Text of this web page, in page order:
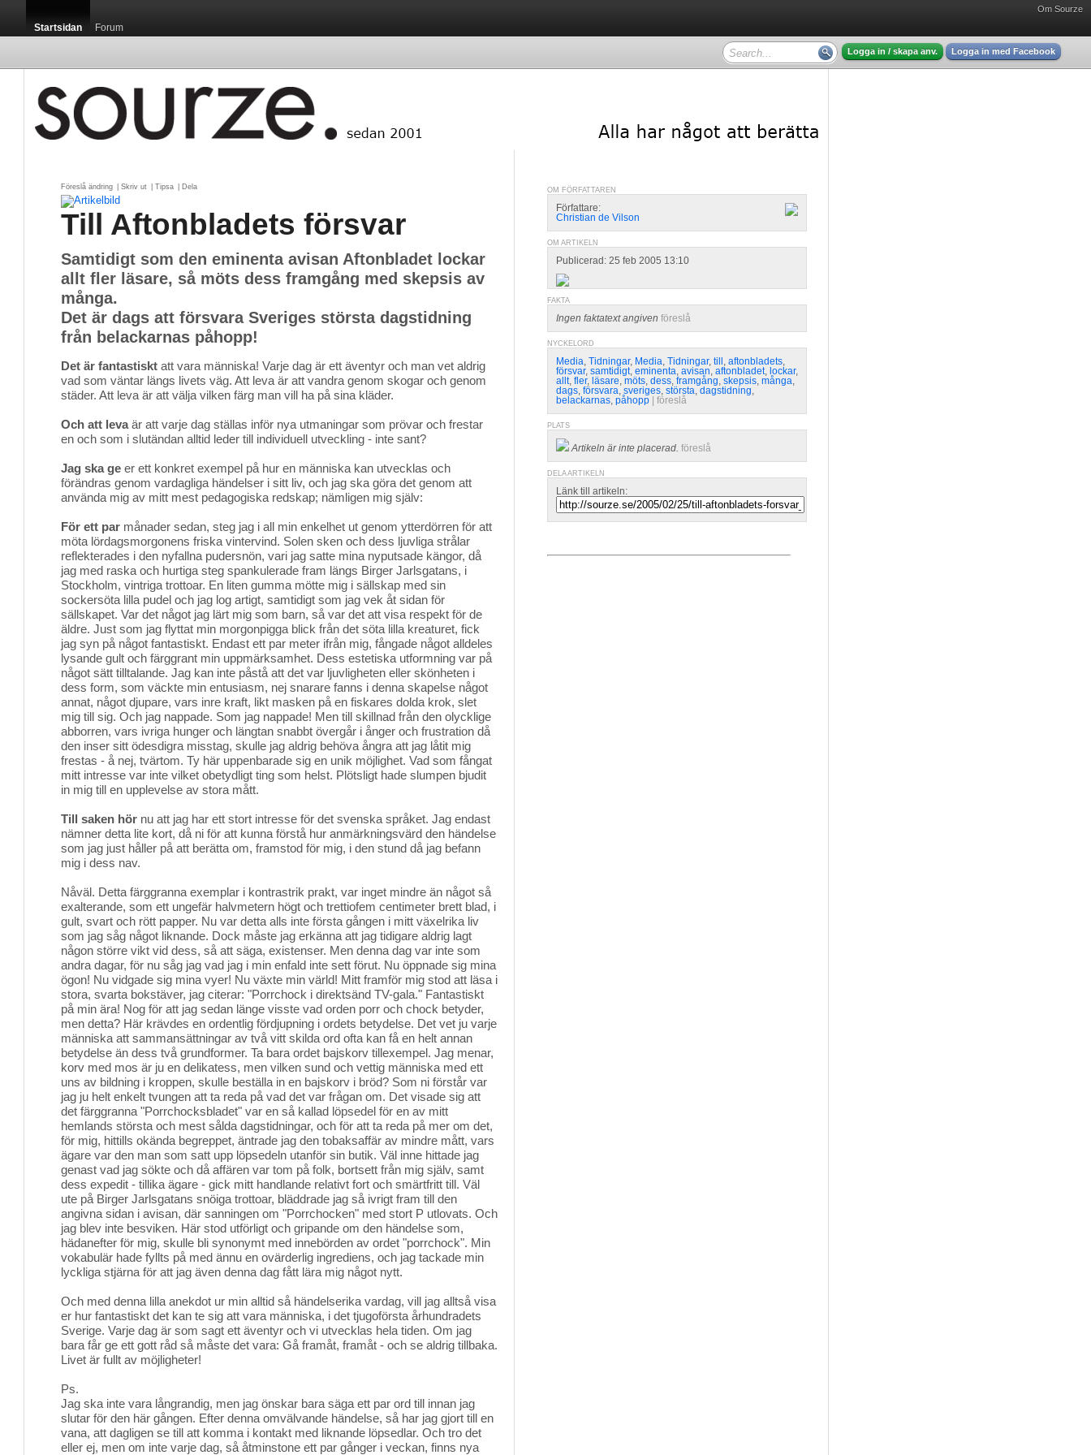
Om Sourze
Startsidan Forum
Logga in / skapa anv. Logga in med Facebook
Föreslå ändring Skriv ut Tipsa Dela
Till Aftonbladets försvar
Samtidigt som den eminenta avisan Aftonbladet lockar
allt fler läsare, så möts dess framgång med skepsis av
många.
Det är dags att försvara Sveriges största dagstidning
från belackarnas påhopp!
Det är fantastiskt att vara människa! Varje dag är ett äventyr och man vet aldrig
vad som väntar längs livets väg. Att leva är att vandra genom skogar och genom
städer. Att leva är att välja vilken färg man vill ha på sina kläder.
Och att levaär att varje dag ställas inför nya utmaningar som prövar och frestar
en och som i slutändan alltid leder till individuell utveckling - inte sant?
Jag ska ge er ett konkret exempel på hur en människa kan utvecklas och
förändras genom vardagliga händelser i sitt liv, och jag ska göra det genom att
använda mig av mitt mest pedagogiska redskap; nämligen mig själv:
För ett par månader sedan, steg jag i all min enkelhet ut genom ytterdörren för att
möta lördagsmorgonens friska vintervind. Solen sken och dess ljuvliga strålar
reflekterades i den nyfallna pudersnön, vari jag satte mina nyputsade kängor, då
jag med raska och hurtiga steg spankulerade fram längs Birger Jarlsgatans, i
Stockholm, vintriga trottoar. En liten gumma mötte mig i sällskap med sin
sockersöta lilla pudel och jag log artigt, samtidigt som jag vek åt sidan för
sällskapet. Var det något jag lärt mig som barn, så var det att visa respekt för de
äldre. Just som jag flyttat min morgonpigga blick från det söta lilla kreaturet, fick
jag syn på något fantastiskt. Endast ett par meter ifrån mig, fångade något alldeles
lysande gult och färggrant min uppmärksamhet. Dess estetiska utformning var på
något sätt tilltalande. Jag kan inte påstå att det var ljuvligheten eller skönheten i
dess form, som väckte min entusiasm, nej snarare fanns i denna skapelse något
annat, något djupare, vars inre kraft, likt masken på en fiskares dolda krok, slet
mig till sig. Och jag nappade. Som jag nappade! Men till skillnad från den olycklige
abborren, vars ivriga hunger och längtan snabbt övergår i ånger och frustration då
den inser sitt ödesdigra misstag, skulle jag aldrig behöva ångra att jag låtit mig
frestas - å nej, tvärtom. Ty här uppenbarade sig en unik möjlighet. Vad som fångat
mitt intresse var inte vilket obetydligt ting som helst. Plötsligt hade slumpen bjudit
in mig till en upplevelse av stora mått.
Till saken hör nu att jag har ett stort intresse för det svenska språket. Jag endast
nämner detta lite kort, då ni för att kunna förstå hur anmärkningsvärd den händelse
som jag just håller på att berätta om, framstod för mig, i den stund då jag befann
mig i dess nav.
Nåväl. Detta färggranna exemplar i kontrastrik prakt, var inget mindre än något så
exalterande, som ett ungefär halvmetern högt och trettiofem centimeter brett blad, i
gult, svart och rött papper. Nu var detta alls inte första gången i mitt växelrika liv
som jag såg något liknande. Dock måste jag erkänna att jag tidigare aldrig lagt
någon större vikt vid dess, så att säga, existenser. Men denna dag var inte som
andra dagar, för nu såg jag vad jag i min enfald inte sett förut. Nu öppnade sig mina
ögon! Nu vidgade sig mina vyer! Nu växte min värld! Mitt framför mig stod att läsa i
stora, svarta bokstäver, jag citerar: "Porrchock i direktsänd TV-gala." Fantastiskt
på min ära! Nog för att jag sedan länge visste vad orden porr och chock betyder,
men detta? Här krävdes en ordentlig fördjupning i ordets betydelse. Det vet ju varje
människa att sammansättningar av två vitt skilda ord ofta kan få en helt annan
betydelse än dess två grundformer. Ta bara ordet bajskorv tillexempel. Jag menar,
korv med mos är ju en delikatess, men vilken sund och vettig människa med ett
uns av bildning i kroppen, skulle beställa in en bajskorv i bröd? Som ni förstår var
jag ju helt enkelt tvungen att ta reda på vad det var frågan om. Det visade sig att
det färggranna "Porrchocksbladet" var en så kallad löpsedel för en av mitt
hemlands största och mest sålda dagstidningar, och för att ta reda på mer om det,
för mig, hittills okända begreppet, äntrade jag den tobaksaffär av mindre mått, vars
ägare var den man som satt upp löpsedeln utanför sin butik. Väl inne hittade jag
genast vad jag sökte och då affären var tom på folk, bortsett från mig själv, samt
dess expedit - tillika ägare - gick mitt handlande relativt fort och smärtfritt till. Väl
ute på Birger Jarlsgatans snöiga trottoar, bläddrade jag så ivrigt fram till den
angivna sidan i avisan, där sanningen om "Porrchocken" med stort P utlovats. Och
jag blev inte besviken. Här stod utförligt och gripande om den händelse som,
hädanefter för mig, skulle bli synonymt med innebörden av ordet "porrchock". Min
vokabulär hade fyllts på med ännu en ovärderlig ingrediens, och jag tackade min
lyckliga stjärna för att jag även denna dag fått lära mig något nytt.
Och med denna lilla anekdot ur min alltid så händelserika vardag, vill jag alltså visa
er hur fantastiskt det kan te sig att vara människa, i det tjugoförsta århundradets
Sverige. Varje dag är som sagt ett äventyr och vi utvecklas hela tiden. Om jag
bara får ge ett gott råd så måste det vara: Gå framåt, framåt - och se aldrig tillbaka.
Livet är fullt av möjligheter!
Ps.
Jag ska inte vara långrandig, men jag önskar bara säga ett par ord till innan jag
slutar för den här gången. Efter denna omvälvande händelse, så har jag gjort till en
vana, att dagligen se till att komma i kontakt med liknande löpsedlar. Och tro det
eller ej, men om inte varje dag, så åtminstone ett par gånger i veckan, finns nya
OM FÖRFATTAREN
Författare:
Christian de Vilson
OM ARTIKELN
Publicerad: 25 feb 2005 13:10
FAKTA
Ingen faktatext angiven föreslå
NYCKELORD
Media, Tidningar, Media, Tidningar, till , aftonbladets,
försvar, samtidigt, eminenta, avisan, aftonbladet, lockar,
allt, fler, läsare, möts, dess, framgång, skepsis, många,
dags, försvara, sveriges, största, dagstidning,
belackarnas, påhopp föreslå
PLATS
Artikeln är inte placerad. föreslå
DELA ARTIKELN
Länk till artikeln: